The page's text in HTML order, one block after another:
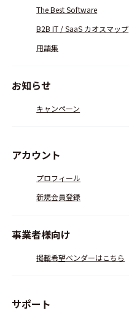
The Best Software
B2B IT / SaaS カオスマップ
用語集
お知らせ
キャンペーン
アカウント
プロフィール
新規会員登録
事業者様向け
掲載希望ベンダーはこちら
サポート